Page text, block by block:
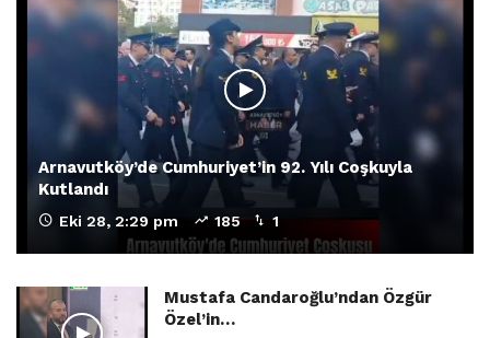
Arnavutköy’de Cumhuriyet’in 92. Yılı Coşkuyla
Kutlandı
Eki 28, 2:29 pm 185 1
Mustafa Candaroğlu’ndan Özgür
Özel’in…